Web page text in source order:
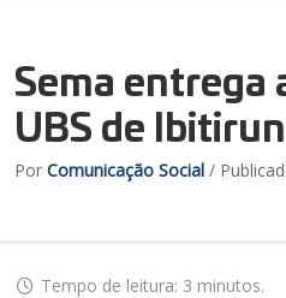
Sema entrega
UBS de
Por Comunicação Social /
Tempo de leitura: 3 minutos.